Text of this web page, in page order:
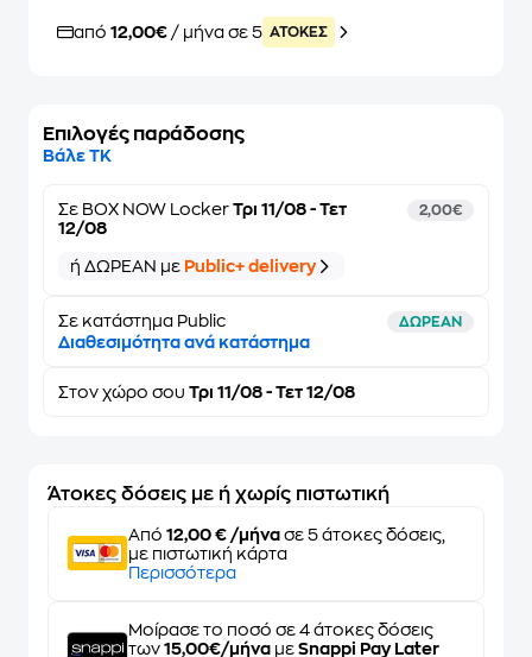
από 12,00€ / μήνα σε 5 ATOKEΣ
Επιλογές παράδοσης
Βάλε ΤΚ
Σε BOX NOW Locker Τρι 11/08 - Τετ
12/08
2,00€
ή ΔΩΡΕΑΝ με Public+ delivery
Σε κατάστημα Public ΔΩΡΕΑΝ
Διαθεσιμότητα ανά κατάστημα
Στον χώρο σου Τρι 11/08 - Τετ 12/08
Άτοκες δόσεις με ή χωρίς πιστωτική
Από 12,00 € /μήνα σε 5 άτοκες δόσεις,
με πιστωτική κάρτα
Περισσότερα
Μοίρασε το ποσό σε 4 άτοκες δόσεις
των 15,00€/μήνα με Snappi Pay Later